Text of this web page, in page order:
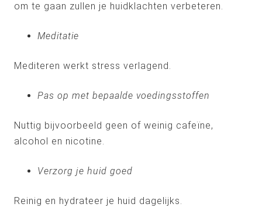
om te gaan zullen je huidklachten verbeteren.
Meditatie
Mediteren werkt stress verlagend.
Pas op met bepaalde voedingsstoffen
Nuttig bijvoorbeeld geen of weinig cafeïne,
alcohol en nicotine.
Verzorg je huid goed
Reinig en hydrateer je huid dagelijks.